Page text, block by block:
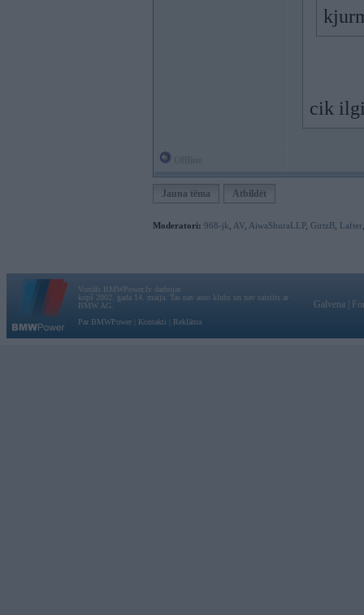
cik
Jauna tēma Atbildēt
Moderatori: 968-jk AV AiwaShuraLLP, GirtzB Lafter
Vortāls BMWPower.lv darbojas
kopš 2002. gada 14. maija. Tas nav auto klubs un nav saistīts ar
BMW AG.
Par BMWPower
Kontakti Reklāma
Galvena